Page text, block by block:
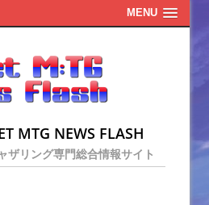
MENU
MTG NEWS FLASH
ザリング専門総合情報サイト